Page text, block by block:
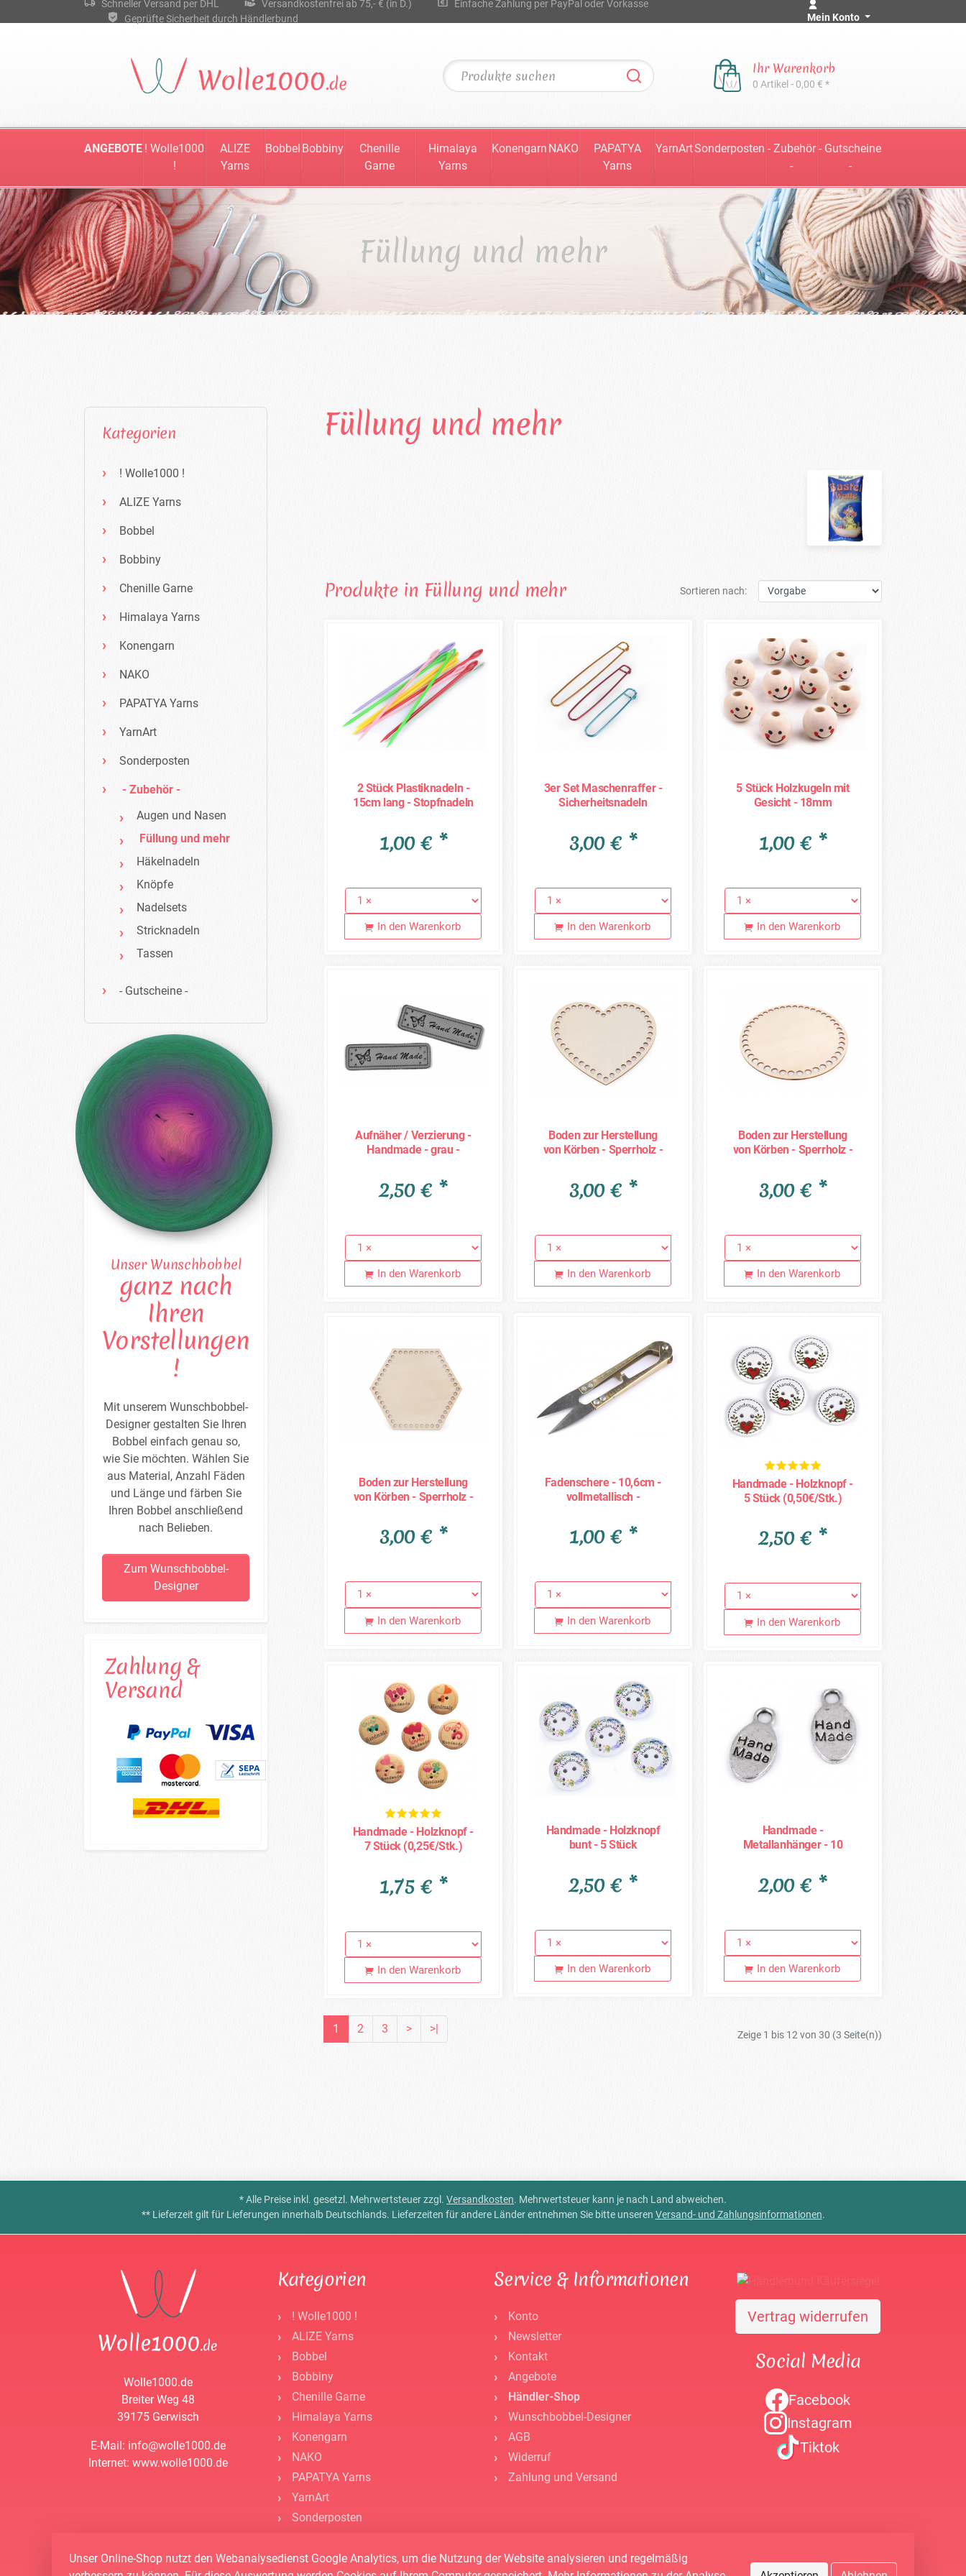
Schneller Versand per DHL Versandkostenfrei ab 75,- € (in D.)
Einfache Zahlung per PayPal oder Vorkasse
Geprüfte Sicherheit durch Händlerbund
Mein Konto
Ihr Warenkorb
0 Artikel - 0,00 € *
ANGEBOTE ! Wolle1000
!
ALIZE
Yarns
Bobbel Bobbiny
Chenille
Garne
Himalaya
Yarns
Konengarn NAKO
PAPATYA
Yarns
YarnArtSonderposten - Zubehör
-
- Gutscheine
-
Füllung und mehr
Füllung und mehr
Produkte in Füllung und mehr Sortieren nach:
2 Stück Plastiknadeln -
15cm lang - Stopfnadeln
1,00 € *
In den Warenkorb
3er Set Maschenraffer -
Sicherheitsnadeln
3,00 € *
In den Warenkorb
5 Stück Holzkugeln mit
Gesicht - 18mm
1,00 € *
In den Warenkorb
Aufnäher / Verzierung -
Handmade - grau -
(0,50€/Stk.)
2,50 € *
In den Warenkorb
Boden zur Herstellung
von Körben - Sperrholz -
3,00 € *
In den Warenkorb
Boden zur Herstellung
von Körben - Sperrholz -
3,00 € *
In den Warenkorb
Boden zur Herstellung
von Körben - Sperrholz -
3,00 € *
In den Warenkorb
Fadenschere - 10,6cm -
vollmetallisch -
1,00 € *
In den Warenkorb
Handmade - Holzknopf -
5 Stück (0,50€/Stk.)
2,50 € *
In den Warenkorb
Handmade - Holzknopf -
7 Stück (0,25€/Stk.)
1,75 € *
In den Warenkorb
Handmade - Holzknopf
bunt - 5 Stück
2,50 € *
In den Warenkorb
Handmade -
Metallanhänger - 10
2,00 € *
In den Warenkorb
1 2 3 > >| Zeige 1 bis 12 von 30 (3 Seite(n))
Kategorien
! Wolle1000 !
ALIZE Yarns
Bobbel
Bobbiny
Chenille Garne
Himalaya Yarns
Konengarn
NAKO
PAPATYA Yarns
YarnArt
Sonderposten
- Zubehör -
Augen und Nasen
Füllung und mehr
Häkelnadeln
Knöpfe
Nadelsets
Stricknadeln
Tassen
- Gutscheine -
Unser Wunschbobbel
ganz nach
Ihren
Vorstellungen
!
Mit unserem Wunschbobbel-
Designer gestalten Sie Ihren
Bobbel einfach genau so,
wie Sie möchten. Wählen Sie
aus Material, Anzahl Fäden
und Länge und färben Sie
Ihren Bobbel anschließend
nach Belieben.
Zum Wunschbobbel-
Designer
Zahlung &
Versand
* Alle Preise inkl. gesetzl. Mehrwertsteuer zzgl. Versandkosten. Mehrwertsteuer kann je nach Land abweichen.
** Lieferzeit gilt für Lieferungen innerhalb Deutschlands. Lieferzeiten für andere Länder entnehmen Sie bitte unseren Versand- und Zahlungsinformationen.
Wolle1000.de
Breiter Weg 48
39175 Gerwisch
E-Mail: info@wolle1000.de
Internet: www.wolle1000.de
Kategorien
! Wolle1000 !
ALIZE Yarns
Bobbel
Bobbiny
Chenille Garne
Himalaya Yarns
Konengarn
NAKO
PAPATYA Yarns
YarnArt
Sonderposten
- Gutscheine -
Service & Informationen
Konto
Newsletter
Kontakt
Angebote
Händler-Shop
Wunschbobbel-Designer
AGB
Widerruf
Zahlung und Versand
Vertrag widerrufen
Social Media
Facebook
Instagram
Tiktok
Unser Online-Shop nutzt den Webanalysedienst Google Analytics, um die Nutzung der Website analysieren und regelmäßig